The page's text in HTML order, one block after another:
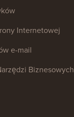
Internetowej
e-mail
Biznesowych